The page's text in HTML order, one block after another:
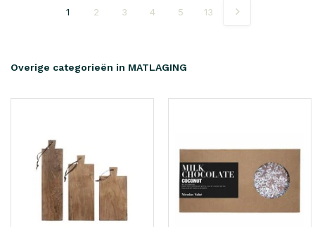
1 2 3 4 5 13
Overige categorieën in MATLAGING